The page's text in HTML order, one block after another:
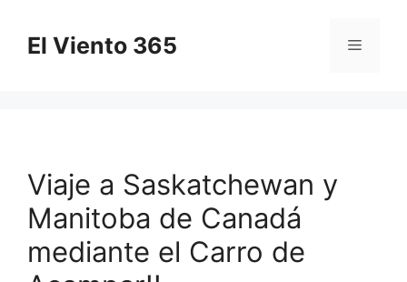
contenido
El Viento 365 Menú
Viaje a Saskatchewan y
Manitoba de Canadá
mediante el Carro de